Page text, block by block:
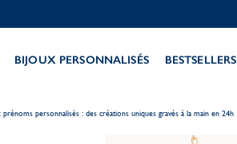
BIJOUX PERSONNALISÉS BESTSELLERS
personnalisés : des créations uniques gravés à la main en 24h